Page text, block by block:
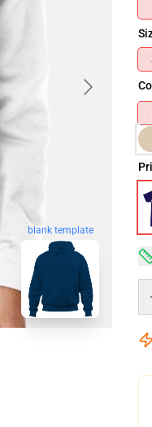
blank template